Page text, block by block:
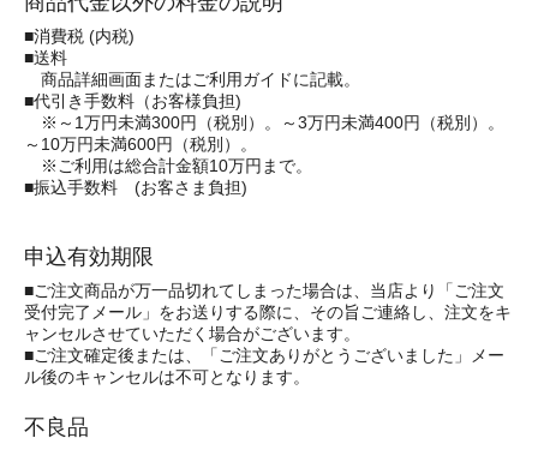
■消費税 (内税)
■送料
商品詳細画面またはご利用ガイドに記載。
■代引き手数料（お客様負担)
※～1万円未満300円（税別）。～3万円未満400円（税別）。
～10万円未満600円（税別）。
※ご利用は総合計金額10万円まで。
■振込手数料 (お客さま負担)
申込有効期限
■ご注文商品が万一品切れてしまった場合は、当店より「ご注文
受付完了メール」をお送りする際に、その旨ご連絡し、注文をキ
ャンセルさせていただく場合がございます。
■ご注文確定後または、「ご注文ありがとうございました」メー
ル後のキャンセルは不可となります。
不良品